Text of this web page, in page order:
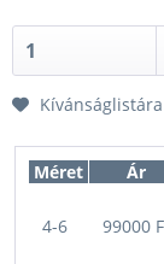
Kívánságlistára
Méret Ár
4-6 99000